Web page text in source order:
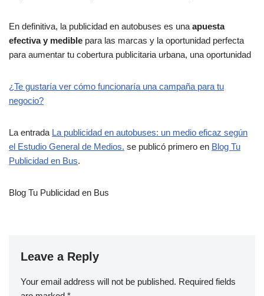
En definitiva, la publicidad en autobuses es una apuesta
efectiva y medible para las marcas y la oportunidad perfecta
para aumentar tu cobertura publicitaria urbana, una oportunidad
¿Te gustaría ver cómo funcionaría una campaña para tu
negocio?
La entrada La publicidad en autobuses: un medio eficaz según
el Estudio General de Medios. se publicó primero en Blog Tu
Publicidad en Bus.
Blog Tu Publicidad en Bus
Leave a Reply
Your email address will not be published. Required fields